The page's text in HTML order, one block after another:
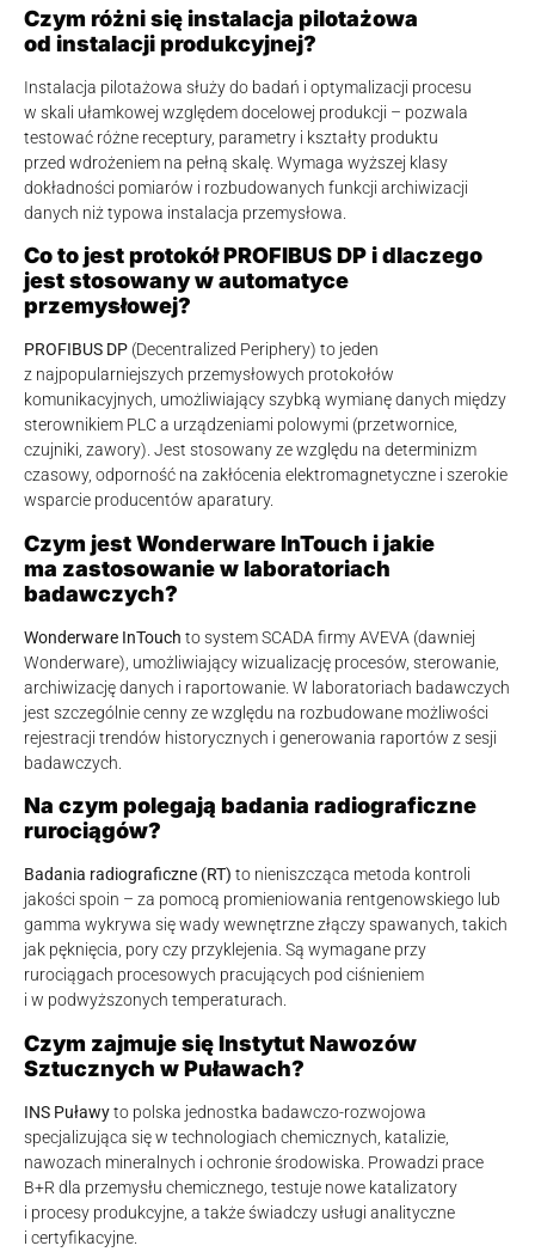
Czym różni się instalacja pilotażowa
od instalacji produkcyjnej?
Instalacja pilotażowa służy do badań i optymalizacji procesu
w skali ułamkowej względem docelowej produkcji – pozwala
testować różne receptury, parametry i kształty produktu
przed wdrożeniem na pełną skalę. Wymaga wyższej klasy
dokładności pomiarów i rozbudowanych funkcji archiwizacji
danych niż typowa instalacja przemysłowa.
Co to jest protokół PROFIBUS DP i dlaczego
jest stosowany w automatyce
przemysłowej?
PROFIBUS DP (Decentralized Periphery) to jeden
z najpopularniejszych przemysłowych protokołów
komunikacyjnych, umożliwiający szybką wymianę danych między
sterownikiem PLC a urządzeniami polowymi (przetwornice,
czujniki, zawory). Jest stosowany ze względu na determinizm
czasowy, odporność na zakłócenia elektromagnetyczne i szerokie
wsparcie producentów aparatury.
Czym jest Wonderware InTouch i jakie
ma zastosowanie w laboratoriach
badawczych?
Wonderware InTouch to system SCADA firmy AVEVA (dawniej
Wonderware), umożliwiający wizualizację procesów, sterowanie,
archiwizację danych i raportowanie. W laboratoriach badawczych
jest szczególnie cenny ze względu na rozbudowane możliwości
rejestracji trendów historycznych i generowania raportów z sesji
badawczych.
Na czym polegają badania radiograficzne
rurociągów?
Badania radiograficzne (RT) to nieniszcząca metoda kontroli
jakości spoin – za pomocą promieniowania rentgenowskiego lub
gamma wykrywa się wady wewnętrzne złączy spawanych, takich
jak pęknięcia, pory czy przyklejenia. Są wymagane przy
rurociągach procesowych pracujących pod ciśnieniem
i w podwyższonych temperaturach.
Czym zajmuje się Instytut Nawozów
Sztucznych w Puławach?
INS Puławyto polska jednostka badawczo-rozwojowa
specjalizująca się w technologiach chemicznych, katalizie,
nawozach mineralnych i ochronie środowiska. Prowadzi prace
B+R dla przemysłu chemicznego, testuje nowe katalizatory
i procesy produkcyjne, a także świadczy usługi analityczne
i certyfikacyjne.